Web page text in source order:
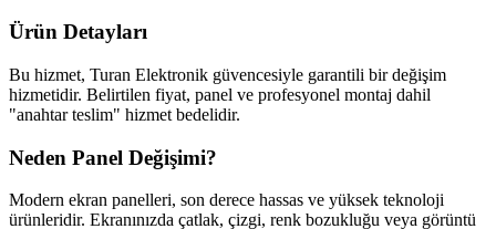
Ürün Detayları
Bu hizmet, Turan Elektronik güvencesiyle garantili bir değişim
hizmetidir. Belirtilen fiyat, panel ve profesyonel montaj dahil
"anahtar teslim" hizmet bedelidir.
Neden Panel Değişimi?
Modern ekran panelleri, son derece hassas ve yüksek teknoloji
ürünleridir. Ekranınızda çatlak, çizgi, renk bozukluğu veya görüntü